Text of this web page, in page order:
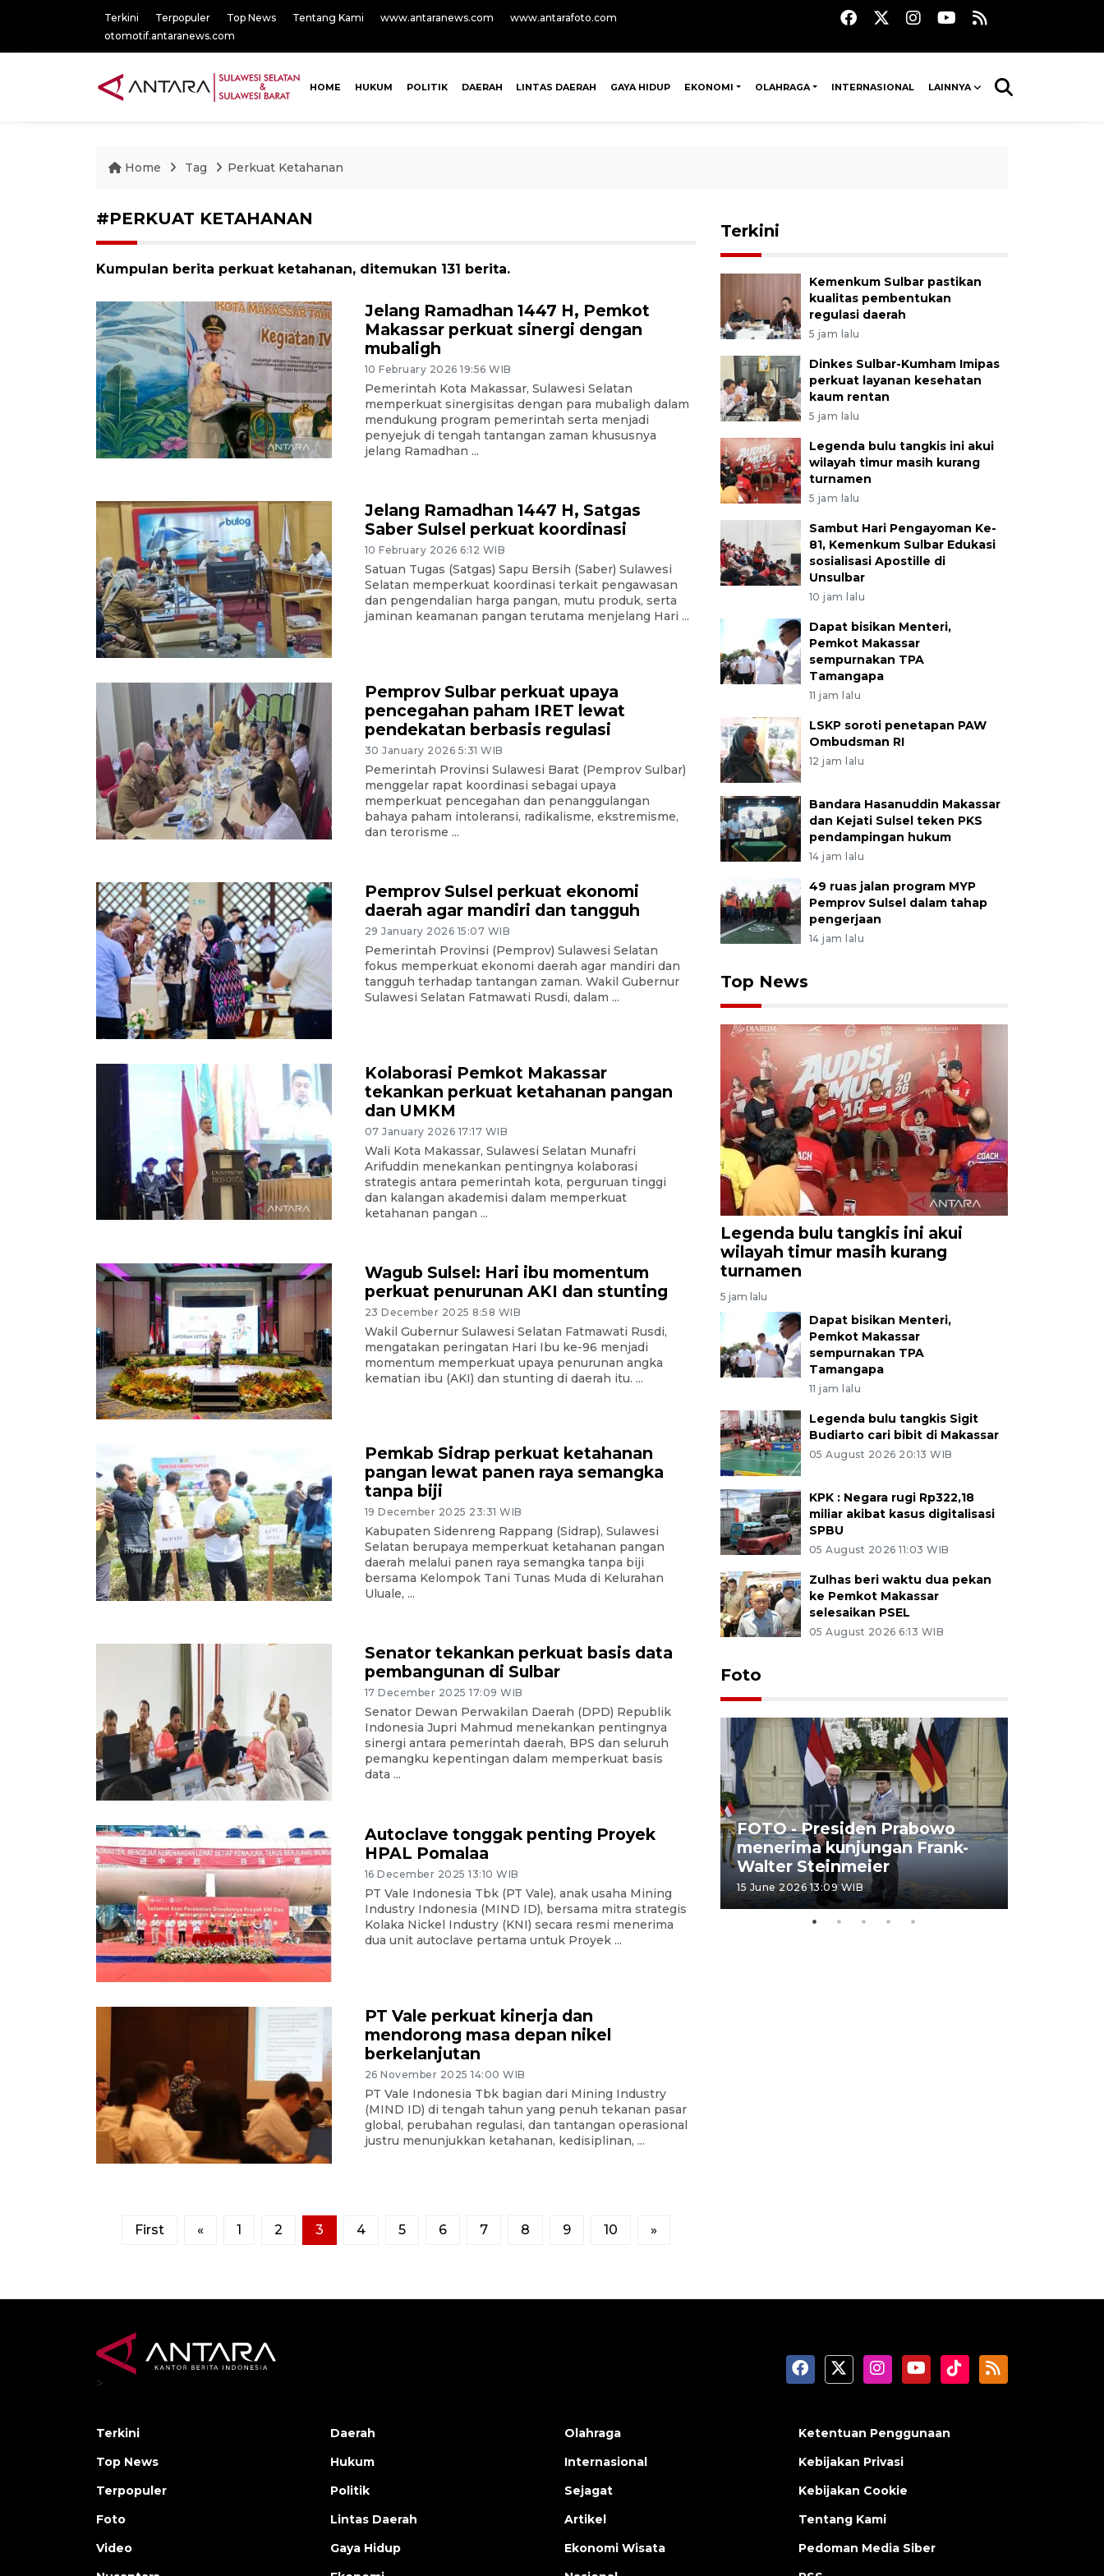
Terkini Terpopuler Top News Tentang Kami www.antaranews.com
www.antarafoto.com
otomotif.antaranews.com
HOME HUKUM POLITIK DAERAH LINTAS DAERAH GAYA HIDUP EKONOMI OLAHRAGA INTERNASIONAL LAINNYA
Home Tag Perkuat Ketahanan
#PERKUAT KETAHANAN
Kumpulan berita perkuat ketahanan, ditemukan 131 berita.
Jelang Ramadhan 1447 H, Pemkot
Makassar perkuat sinergi dengan
mubaligh
10 February 2026 19:56 WIB
Pemerintah Kota Makassar, Sulawesi Selatan
memperkuat sinergisitas dengan para mubaligh dalam
mendukung program pemerintah serta menjadi
penyejuk di tengah tantangan zaman khususnya
jelang Ramadhan ...
Jelang Ramadhan 1447 H, Satgas
Saber Sulsel perkuat koordinasi
10 February 2026 6:12 WIB
Satuan Tugas (Satgas) Sapu Bersih (Saber) Sulawesi
Selatan memperkuat koordinasi terkait pengawasan
dan pengendalian harga pangan, mutu produk, serta
jaminan keamanan pangan terutama menjelang Hari ...
Pemprov Sulbar perkuat upaya
pencegahan paham IRET lewat
pendekatan berbasis regulasi
30 January 2026 5:31 WIB
Pemerintah Provinsi Sulawesi Barat (Pemprov Sulbar)
menggelar rapat koordinasi sebagai upaya
memperkuat pencegahan dan penanggulangan
bahaya paham intoleransi, radikalisme, ekstremisme,
dan terorisme ...
Pemprov Sulsel perkuat ekonomi
daerah agar mandiri dan tangguh
29 January 2026 15:07 WIB
Pemerintah Provinsi (Pemprov) Sulawesi Selatan
fokus memperkuat ekonomi daerah agar mandiri dan
tangguh terhadap tantangan zaman. Wakil Gubernur
Sulawesi Selatan Fatmawati Rusdi, dalam ...
Kolaborasi Pemkot Makassar
tekankan perkuat ketahanan pangan
dan UMKM
07 January 2026 17:17 WIB
Wali Kota Makassar, Sulawesi Selatan Munafri
Arifuddin menekankan pentingnya kolaborasi
strategis antara pemerintah kota, perguruan tinggi
dan kalangan akademisi dalam memperkuat
ketahanan pangan ...
Wagub Sulsel: Hari ibu momentum
perkuat penurunan AKI dan stunting
23 December 2025 8:58 WIB
Wakil Gubernur Sulawesi Selatan Fatmawati Rusdi,
mengatakan peringatan Hari Ibu ke-96 menjadi
momentum memperkuat upaya penurunan angka
kematian ibu (AKI) dan stunting di daerah itu. ...
Pemkab Sidrap perkuat ketahanan
pangan lewat panen raya semangka
tanpa biji
19 December 2025 23:31 WIB
Kabupaten Sidenreng Rappang (Sidrap), Sulawesi
Selatan berupaya memperkuat ketahanan pangan
daerah melalui panen raya semangka tanpa biji
bersama Kelompok Tani Tunas Muda di Kelurahan
Uluale, ...
Senator tekankan perkuat basis data
pembangunan di Sulbar
17 December 2025 17:09 WIB
Senator Dewan Perwakilan Daerah (DPD) Republik
Indonesia Jupri Mahmud menekankan pentingnya
sinergi antara pemerintah daerah, BPS dan seluruh
pemangku kepentingan dalam memperkuat basis
data ...
Autoclave tonggak penting Proyek
HPAL Pomalaa
16 December 2025 13:10 WIB
PT Vale Indonesia Tbk (PT Vale), anak usaha Mining
Industry Indonesia (MIND ID), bersama mitra strategis
Kolaka Nickel Industry (KNI) secara resmi menerima
dua unit autoclave pertama untuk Proyek ...
PT Vale perkuat kinerja dan
mendorong masa depan nikel
berkelanjutan
26 November 2025 14:00 WIB
PT Vale Indonesia Tbk bagian dari Mining Industry
(MIND ID) di tengah tahun yang penuh tekanan pasar
global, perubahan regulasi, dan tantangan operasional
justru menunjukkan ketahanan, kedisiplinan, ...
First « 1 2 3 4 5 6 7 8 9 10 »
Terkini
Kemenkum Sulbar pastikan
kualitas pembentukan
regulasi daerah
5 jam lalu
Dinkes Sulbar-Kumham Imipas
perkuat layanan kesehatan
kaum rentan
5 jam lalu
Legenda bulu tangkis ini akui
wilayah timur masih kurang
turnamen
5 jam lalu
Sambut Hari Pengayoman Ke-
81, Kemenkum Sulbar Edukasi
sosialisasi Apostille di
Unsulbar
10 jam lalu
Dapat bisikan Menteri,
Pemkot Makassar
sempurnakan TPA
Tamangapa
11 jam lalu
LSKP soroti penetapan PAW
Ombudsman RI
12 jam lalu
Bandara Hasanuddin Makassar
dan Kejati Sulsel teken PKS
pendampingan hukum
14 jam lalu
49 ruas jalan program MYP
Pemprov Sulsel dalam tahap
pengerjaan
14 jam lalu
Top News
Legenda bulu tangkis ini akui
wilayah timur masih kurang
turnamen
5 jam lalu
Dapat bisikan Menteri,
Pemkot Makassar
sempurnakan TPA
Tamangapa
11 jam lalu
Legenda bulu tangkis Sigit
Budiarto cari bibit di Makassar
05 August 2026 20:13 WIB
KPK : Negara rugi Rp322,18
miliar akibat kasus digitalisasi
SPBU
05 August 2026 11:03 WIB
Zulhas beri waktu dua pekan
ke Pemkot Makassar
selesaikan PSEL
05 August 2026 6:13 WIB
Foto
FOTO - Kirab memperingati
HUT ke-80 Raja Keraton
Yogyakarta
02 April 2026 12:51 WIB
FOTO - Presiden Prabowo
menerima kunjungan Frank-
Walter Steinmeier
15 June 2026 13:09 WIB
>
Terkini
Top News
Terpopuler
Foto
Video
Daerah
Hukum
Politik
Lintas Daerah
Gaya Hidup
Olahraga
Internasional
Sejagat
Artikel
Ekonomi Wisata
Ketentuan Penggunaan
Kebijakan Privasi
Kebijakan Cookie
Tentang Kami
Pedoman Media Siber